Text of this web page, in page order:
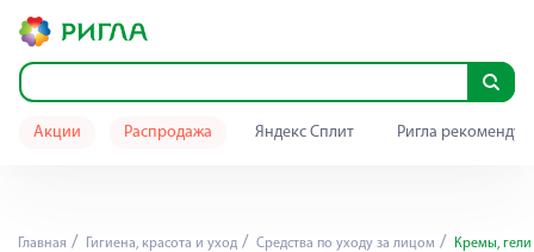
Акции Распродажа Яндекс Сплит Ригла
Главная Гигиена, красота и уход Средства по уходу за лицом Кремы,